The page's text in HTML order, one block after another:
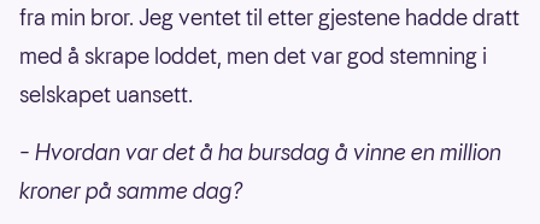
fra min bror. Jeg ventet til etter gjestene hadde dratt
med å skrape loddet, men det var god stemning i
selskapet uansett.
– Hvordan var det å ha bursdag å vinne en million
kroner på samme dag?